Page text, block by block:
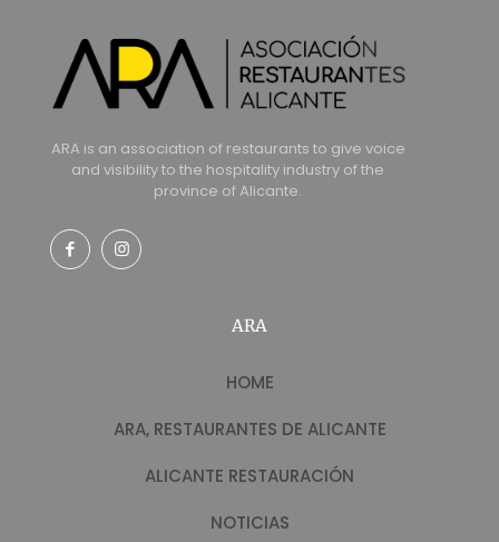
ARA is an association of restaurants to give voice
and visibility to the hospitality industry of the
province of Alicante.
ARA
HOME
ARA, RESTAURANTES DE ALICANTE
ALICANTE RESTAURACIÓN
NOTICIAS